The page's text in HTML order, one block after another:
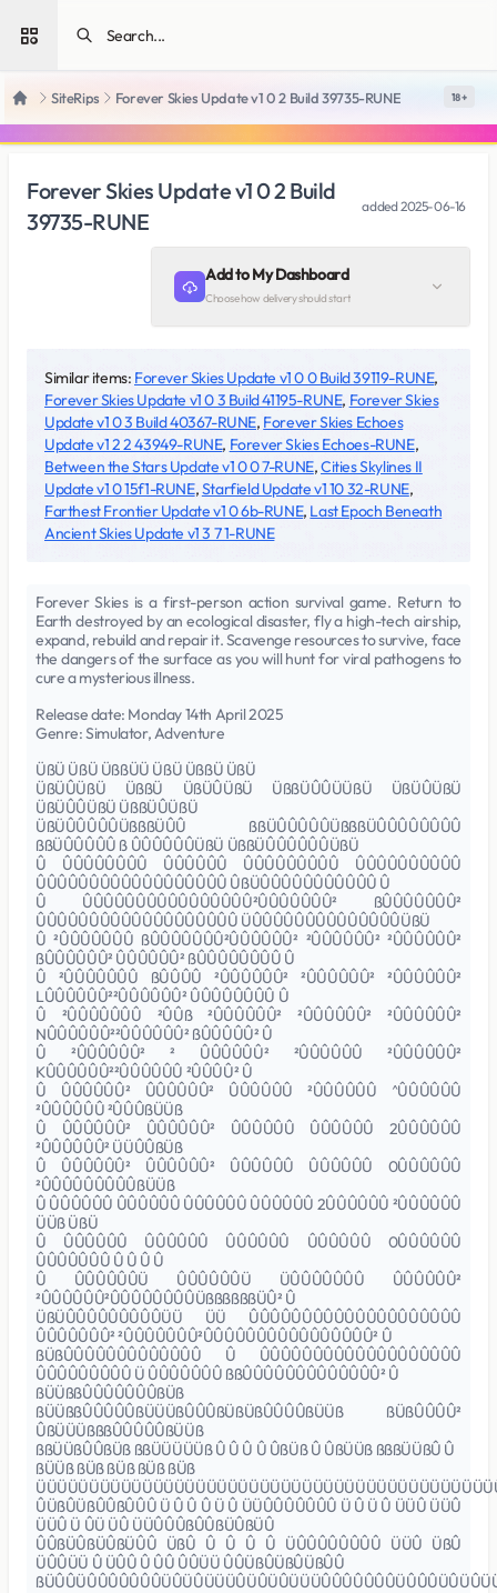
Open sidebar
HomeSiteRips Forever Skies Update v1 0 2 Build 39735-RUNE 18 +
Forever Skies Update v1 0 2 Build
39735-RUNE
added2025-06-16
Add to My Dashboard
Choose how delivery should start
Similar items: Forever Skies Update v1 0 0 Build 39119-RUNE,
Forever Skies Update v1 0 3 Build 41195-RUNE, Forever Skies
Update v1 0 3 Build 40367-RUNE, Forever Skies Echoes
Update v1 2 2 43949-RUNE, Forever Skies Echoes-RUNE,
Between the Stars Update v1 0 0 7-RUNE,Cities Skylines II
Update v1 0 15f1-RUNE,Starfield Update v1 10 32-RUNE,
Farthest Frontier Update v1 0 6b-RUNE, Last Epoch Beneath
Ancient Skies Update v1 3 7 1-RUNE
Forever Skies is a first-person action survival game. Return to
Earth destroyed by an ecological disaster, fly a high-tech airship,
expand, rebuild and repair it. Scavenge resources to survive, face
the dangers of the surface as you will hunt for viral pathogens to
cure a mysterious illness.
Release date: Monday 14th April 2025
Genre: Simulator, Adventure
ÜßÜ ÜßÜ ÜßßÜÜ ÜßÜ ÜßßÜ ÜßÜ
ÜßÜÛÜßÜ ÜßßÜ ÜßÜÛÜßÜ ÜßßÜÛÛÜÜßÜ ÜßÜÛÜßÜ
ÜßÜÛÛÜßÜ ÜßßÜÛÜßÜ
ÜßÜÛÛÛÛÛÜßßßÜÛÛ ßßÜÛÛÛÛÛÜßßßÜÛÛÛÛÛÛÛÛ
ßßÜÛÛÛÛÛ ß ÛÛÛÛÛÛÜßÜ ÜßßÜÛÛÛÛÛÛÜßÜ
Û ÛÛÛÛÛÛÛÛ ÛÛÛÛÛÛ ÛÛÛÛÛÛÛÛÛ ÛÛÛÛÛÛÛÛÛÛ
ÛÛÛÛÛÛÛÛÛÛÛÛÛÛÛÛÛÛ ÛßÜÛÛÛÛÛÛÛÛÛÛÛ Û
Û ÛÛÛÛÛÛÛÛÛÛÛÛÛÛÛÛ²ÛÛÛÛÛÛÛ² ßÛÛÛÛÛÛÛ²
ÛÛÛÛÛÛÛÛÛÛÛÛÛÛÛÛÛÛÛ ÜÛÛÛÛÛÛÛÛÛÛÛÛÛÛÜßÜ
Û ²ÛÛÛÛÛÛÛ ßÛÛÛÛÛÛÛ²ÛÛÛÛÛÛ² ²ÛÛÛÛÛÛ² ²ÛÛÛÛÛÛ²
ßÛÛÛÛÛÛ² ÛÛÛÛÛÛ² ßÛÛÛÛÛÛÛÛ Û
Û ²ÛÛÛÛÛÛÛ ßÛÛÛÛ ²ÛÛÛÛÛÛ² ²ÛÛÛÛÛÛ² ²ÛÛÛÛÛÛ²
LÛÛÛÛÛÛ²²ÛÛÛÛÛÛ² ÛÛÛÛÛÛÛÛ Û
Û ²ÛÛÛÛÛÛÛ ²ÛÛß ²ÛÛÛÛÛÛ² ²ÛÛÛÛÛÛ² ²ÛÛÛÛÛÛ²
NÛÛÛÛÛÛ²²ÛÛÛÛÛÛ² ßÛÛÛÛÛ² Û
Û ²ÛÛÛÛÛÛ² ² ÛÛÛÛÛÛ² ²ÛÛÛÛÛÛ ²ÛÛÛÛÛÛ²
KÛÛÛÛÛÛ²²ÛÛÛÛÛÛ ²ÛÛÛÛ² Û
Û ÛÛÛÛÛÛ² ÛÛÛÛÛÛ² ÛÛÛÛÛÛ ²ÛÛÛÛÛÛ ^ÛÛÛÛÛÛ
²ÛÛÛÛÛÛ ²ÛÛÛßÜÜß
Û ÛÛÛÛÛÛ² ÛÛÛÛÛÛ² ÛÛÛÛÛÛ ÛÛÛÛÛÛ 2ÛÛÛÛÛÛ
²ÛÛÛÛÛÛ² ÜÜÛÛßÜß
Û ÛÛÛÛÛÛ² ÛÛÛÛÛÛ² ÛÛÛÛÛÛ ÛÛÛÛÛÛ 0ÛÛÛÛÛÛ
²ÛÛÛÛÛÛÛÛÛßÜÜß
Û ÛÛÛÛÛÛ ÛÛÛÛÛÛ ÛÛÛÛÛÛ ÛÛÛÛÛÛ 2ÛÛÛÛÛÛ ²ÛÛÛÛÛÛ
ÜÜß ÜßÜ
Û ÛÛÛÛÛÛ ÛÛÛÛÛÛ ÛÛÛÛÛÛ ÛÛÛÛÛÛ 0ÛÛÛÛÛÛ
ÛÛÛÛÛÛÛ Û Û Û Û
Û ÛÛÛÛÛÛÜ ÛÛÛÛÛÛÜ ÜÛÛÛÛÛÛÛ ÛÛÛÛÛÛ²
²ÛÛÛÛÛÛ²ÛÛÛÛÛÛÛÛÜßßßßßßÜÛ² Û
ÜßÜÛÛÛÛÛÛÛÛÛÜÜ ÜÜ ÛÛÛÛÛÛÛÛÛÛÛÛÛÛÛÛÛÛÛÛ
ÛÛÛÛÛÛÛ² ²ÛÛÛÛÛÛÛ²ÛÛÛÛÛÛÛÛÛÛÛÛÛÛÛÛ² Û
ßÜßÛÛÛÛÛÛÛÛÛÛÛÛÛ Û ÛÛÛÛÛÛÛÛÛÛÛÛÛÛÛÛÛÛÛ
ÛÛÛÛÛÛÛÛÛ Ü ÛÛÛÛÛÛÛ ßßÛÛÛÛÛÛÛÛÛÛÛÛÛ² Û
ßÜÜßßÛÛÛÛÛÛÛßÜß
ßÜÜßßÛÛÛÛÛßÜÜÜßÛÛÛßÜßÜßÛÛÛÛßÜÜß ßÜßÛÛÛÛ²
ÛßÜÜÜßßßÛÛÛÛÛßÜÜß
ßßÜÜßÛÛßÜß ßßÜÜÜÜÜß Û Û Û Û ÛßÜß Û ÛßÜÜß ßßßÜÜßÛ Û
ßÜÜß ßÜß ßÜß ßÜß ßÜß
ÛÜßÛÜßÛÛßÛÛÛ Ü Û Û Û Ü Û ÜÜÛÛÛÛÛÛÛ Ü Û Ü Û ÜÜÛ ÜÜÛ
ÜÜÛ Ü ÛÜ ÜÛ ÜÜÛÛÛßÛÛßÜÛßÜÛ
ÛÛßÜÛßÜÛßÜÛÛ ÜßÛ Û Û Û Û ÜÛÛÛÛÛÛÛÛ ÜÜÛ ÜßÛ
ÜÛÛÜÜ Û ÜÛÛ Û ÛÛ ÛÛÜÜ ÛÛÜßÛÜßÛÜßÛÛ